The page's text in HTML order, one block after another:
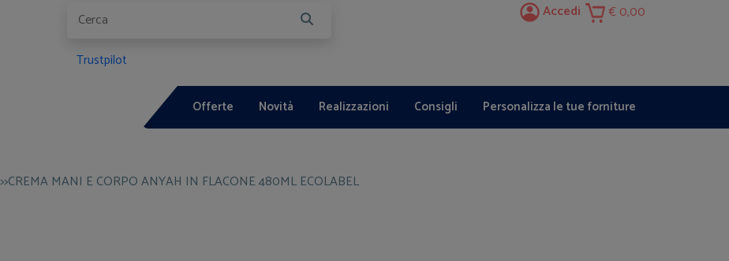
Trustpilot
Accedi 0,00
Offerte Novità Realizzazioni Consigli Personalizza le tue forniture
>>CREMA MANI E CORPO ANYAH IN FLACONE 480ML ECOLABEL